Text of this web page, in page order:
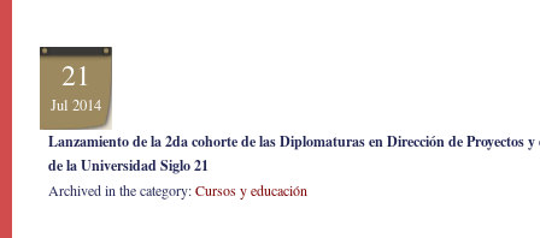
21
Jul 2014
Lanzamiento de la 2da cohorte de las Diplomaturas en Dirección de Proyectos
de la Universidad Siglo 21
Archived in the category:Cursos y educación